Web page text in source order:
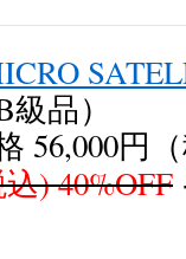
品）
56,000円
) 40%OFF